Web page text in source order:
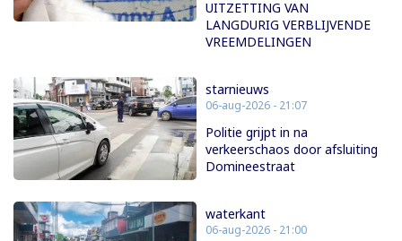
UITZETTING VAN
LANGDURIG VERBLIJVENDE
VREEMDELINGEN
starnieuws
06-aug-2026 - 21:07
Politie grijpt in na
verkeerschaos door afsluiting
Domineestraat
waterkant
06-aug-2026 - 21:00